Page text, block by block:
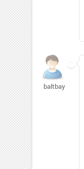
baltbay463